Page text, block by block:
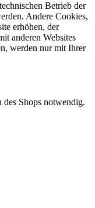
Betrieb der
Andere Cookies,
erhöhen, der
anderen Websites
werden nur mit Ihrer
Shops notwendig.